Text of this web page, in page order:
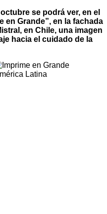
se podrá ver, en el
en Grande”, en la fachada
en Chile, una imagen
hacia el cuidado de la